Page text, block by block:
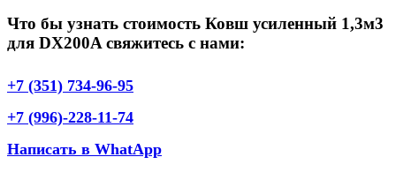
Что бы узнать стоимость Ковш усиленный 1,3м3
для DX200A свяжитесь с нами:
+7 (351) 734-96-95
+7 (996)-228-11-74
Написать в WhatApp